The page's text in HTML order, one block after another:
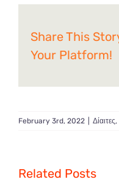
Share This
Your Platform!
February 3rd, 2022 Δίαιτες,
Related Posts